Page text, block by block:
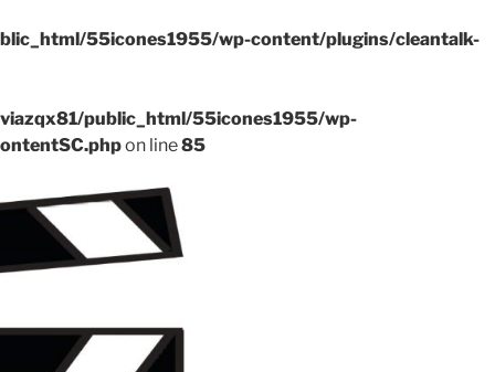
55icones1955/wp-content/plugins/cleantalk-
public_html/55icones1955/wp-
on line85